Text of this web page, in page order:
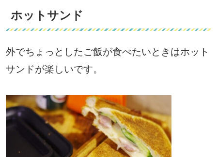
ホットサンド
外でちょっとしたご飯が食べたいときはホット
サンドが楽しいです。